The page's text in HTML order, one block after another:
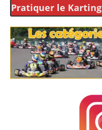
Pratiquer le Karting